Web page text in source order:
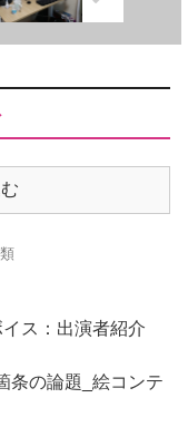
ス：出演者紹介
条の論題_絵コンテ